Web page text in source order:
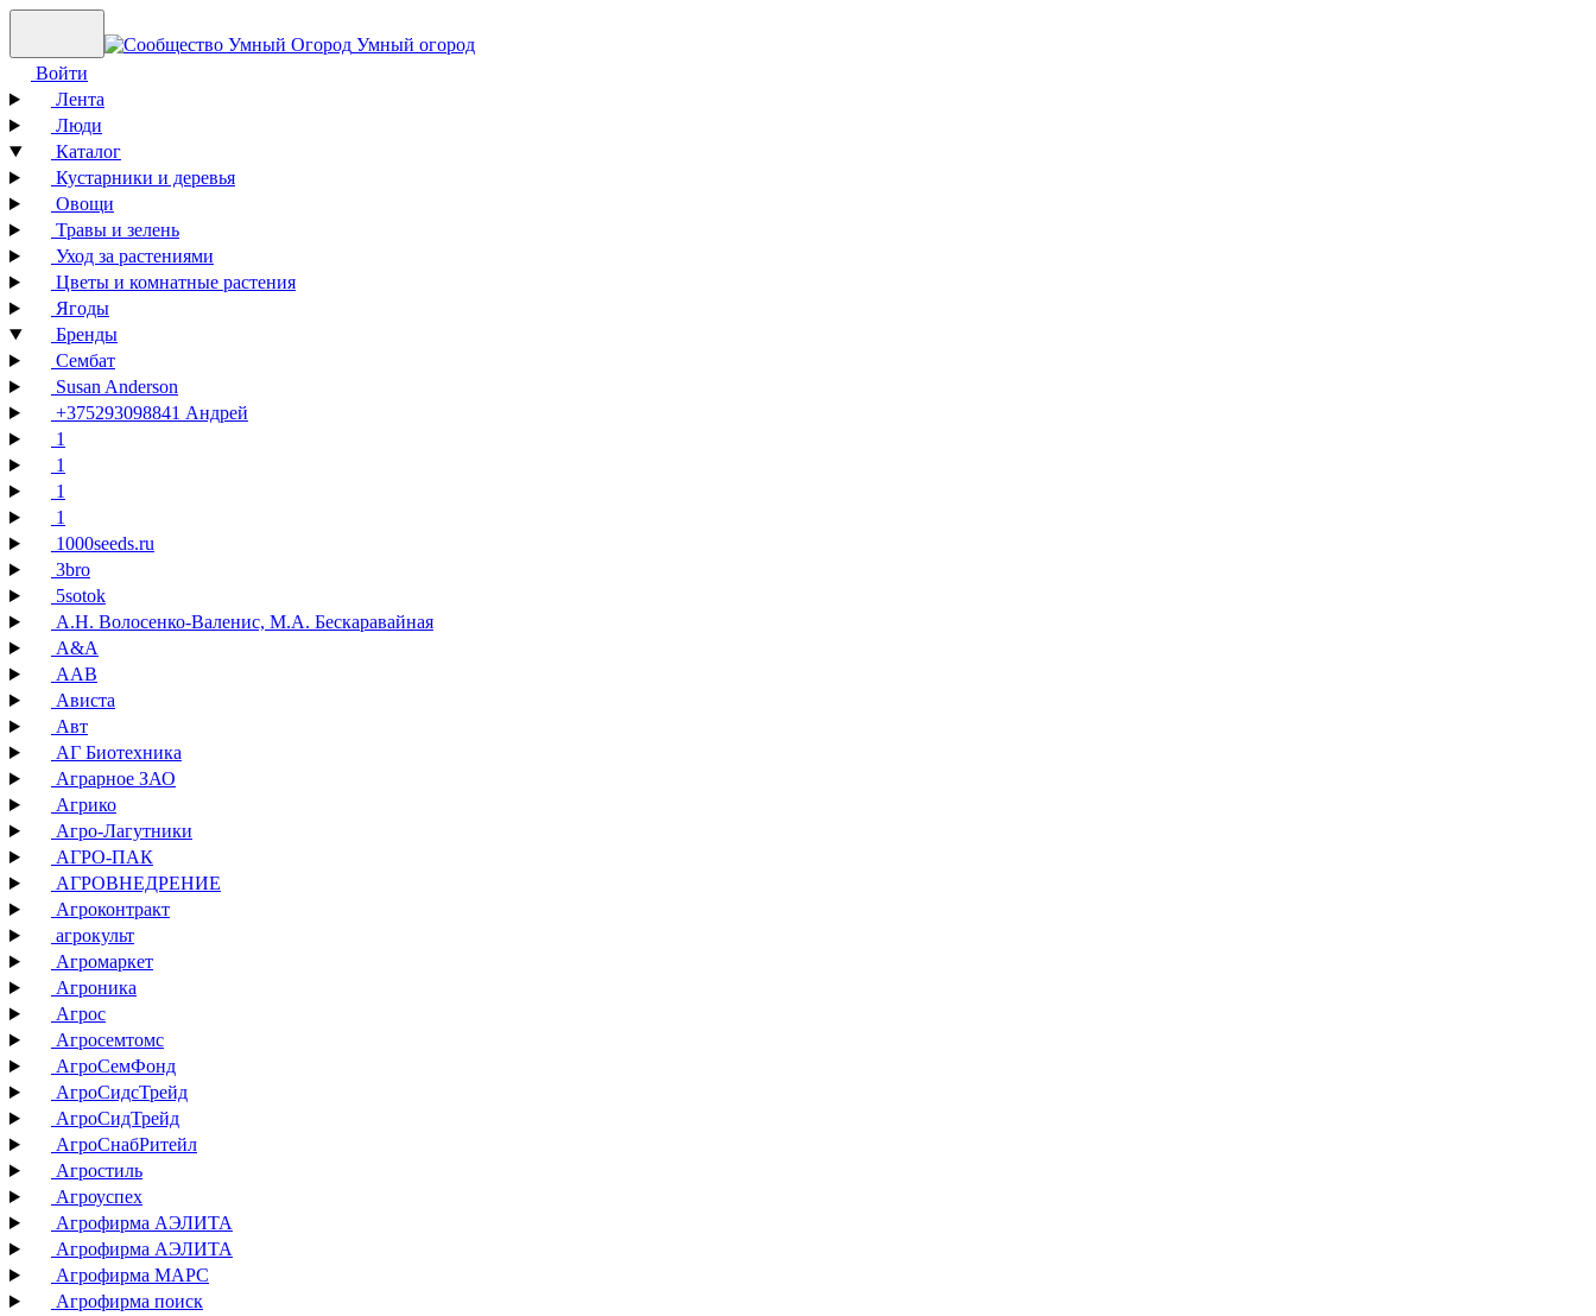
Умный огород
Войти
Лента
Люди
Каталог
Кустарники и деревья
Овощи
Травы и зелень
Уход за растениями
Цветы и комнатные растения
Ягоды
Бренды
Сембат
Susan Anderson
+375293098841 Андрей
1
1
1
1
1000seeds.ru
3bro
5sotok
А.Н. Волосенко-Валенис, М.А. Бескаравайная
А&А
ААВ
Ависта
Авт
АГ Биотехника
Аграрное ЗАО
Агрико
Агро-Лагутники
АГРО-ПАК
АГРОВНЕДРЕНИЕ
Агроконтракт
агрокульт
Агромаркет
Агроника
Агрос
Агросемтомс
АгроСемФонд
АгроСидсТрейд
АгроСидТрейд
АгроСнабРитейл
Агростиль
Агроуспех
Агрофирма АЭЛИТА
Агрофирма АЭЛИТА
Агрофирма МАРС
Агрофирма поиск